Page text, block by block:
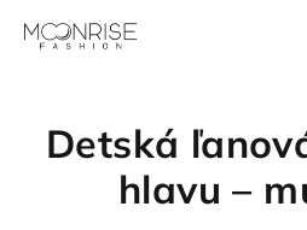
Detská
hlavu –